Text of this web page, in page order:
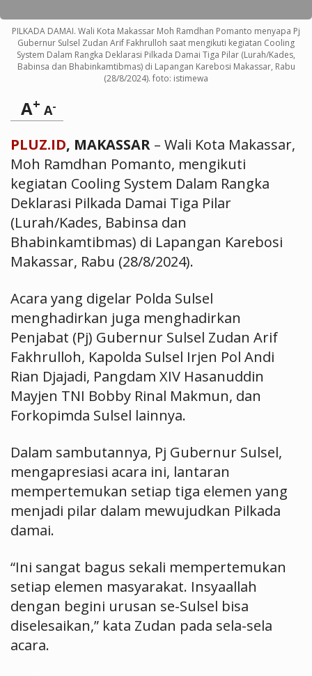
PILKADA DAMAI. Wali Kota Makassar Moh Ramdhan Pomanto menyapa Pj
Gubernur Sulsel Zudan Arif Fakhrulloh saat mengikuti kegiatan Cooling
System Dalam Rangka Deklarasi Pilkada Damai Tiga Pilar (Lurah/Kades,
Babinsa dan Bhabinkamtibmas) di Lapangan Karebosi Makassar, Rabu
(28/8/2024). foto: istimewa
A+ A-
PLUZ.ID, MAKASSAR – Wali Kota Makassar,
Moh Ramdhan Pomanto, mengikuti
kegiatan Cooling System Dalam Rangka
Deklarasi Pilkada Damai Tiga Pilar
(Lurah/Kades, Babinsa dan
Bhabinkamtibmas) di Lapangan Karebosi
Makassar, Rabu (28/8/2024).
Acara yang digelar Polda Sulsel
menghadirkan juga menghadirkan
Penjabat (Pj) Gubernur Sulsel Zudan Arif
Fakhrulloh, Kapolda Sulsel Irjen Pol Andi
Rian Djajadi, Pangdam XIV Hasanuddin
Mayjen TNI Bobby Rinal Makmun, dan
Forkopimda Sulsel lainnya.
Dalam sambutannya, Pj Gubernur Sulsel,
mengapresiasi acara ini, lantaran
mempertemukan setiap tiga elemen yang
menjadi pilar dalam mewujudkan Pilkada
damai.
“Ini sangat bagus sekali mempertemukan
setiap elemen masyarakat. Insyaallah
dengan begini urusan se-Sulsel bisa
diselesaikan,” kata Zudan pada sela-sela
acara.